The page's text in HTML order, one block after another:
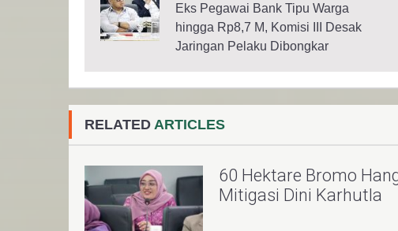
Eks Pegawai Bank Tipu Warga
hingga Rp8,7 M, Komisi III Desak
Jaringan Pelaku Dibongkar
RELATED ARTICLES
60 Hektare Bromo
Mitigasi Dini Karhutla